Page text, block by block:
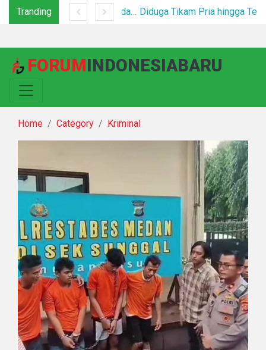
Tranding *Polsek Binjai Gandeng TNI dan Kepala Desa Grebek Sarang Narkoba* Diduga Tikam Pria hingga Tewas di Plaza Kabanjahe, Pelaku Diamankan Beberapa Menit Setelah Kejadian
FORUMINDONESIABARU
Home Category Kriminal